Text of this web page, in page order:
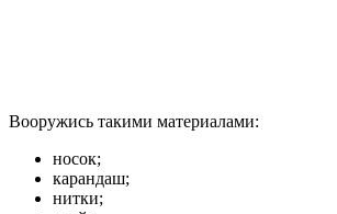
Вооружись такими материалами:
носок;
карандаш;
нитки;